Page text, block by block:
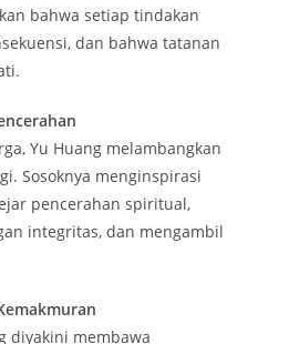
bahwa setiap tindakan
dan bahwa tatanan
Yu Huang melambangkan
Sosoknya menginspirasi
pencerahan spiritual,
integritas, dan mengambil
diyakini membawa